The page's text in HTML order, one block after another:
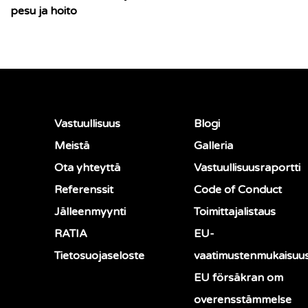
pesu ja hoito
Vastuullisuus
Meistä
Ota yhteyttä
Referenssit
Jälleenmyynti
RATIA
Tietosuojaseloste
Blogi
Galleria
Vastuullisuusraportti
Code of Conduct
Toimittajalistaus
EU-
EU försäkran om
overensstämmelse